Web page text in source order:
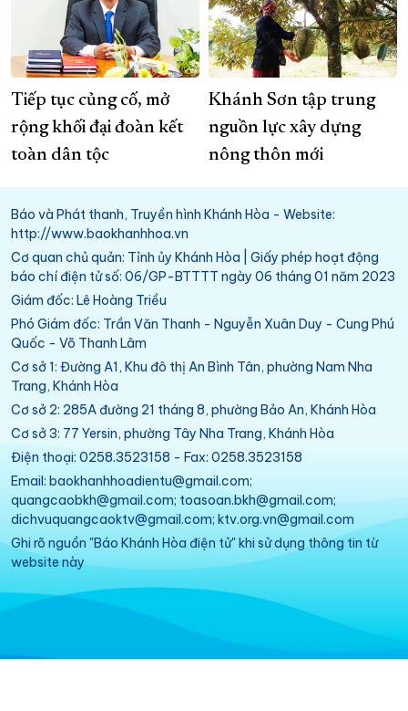
Tiếp tục củng cố, mở
rộng khối đại đoàn kết
toàn dân tộc
Khánh Sơn tập trung
nguồn lực xây dựng
nông thôn mới
Báo và Phát thanh, Truyền hình Khánh Hòa - Website:
http://www.baokhanhhoa.vn
Cơ quan chủ quản: Tỉnh ủy Khánh Hòa | Giấy phép hoạt động
báo chí điện tử số: 06/GP-BTTTT ngày 06 tháng 01 năm 2023
Giám đốc: Lê Hoàng Triều
Phó Giám đốc: Trần Văn Thanh - Nguyễn Xuân Duy - Cung Phú
Quốc - Võ Thanh Lâm
Cơ sở 1: Đường A1, Khu đô thị An Bình Tân, phường Nam Nha
Trang, Khánh Hòa
Cơ sở 2: 285A đường 21 tháng 8, phường Bảo An, Khánh Hòa
Cơ sở 3: 77 Yersin, phường Tây Nha Trang, Khánh Hòa
Điện thoại: 0258.3523158 - Fax: 0258.3523158
Email: baokhanhhoadientu@gmail.com;
quangcaobkh@gmail.com; toasoan.bkh@gmail.com;
dichvuquangcaoktv@gmail.com; ktv.org.vn@gmail.com
Ghi rõ nguồn "Báo Khánh Hòa điện tử" khi sử dụng thông tin từ
website này